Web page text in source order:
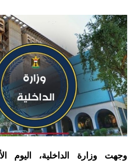
المنح
قطع
اخبار
وجهت وزارة الداخلية، اليوم